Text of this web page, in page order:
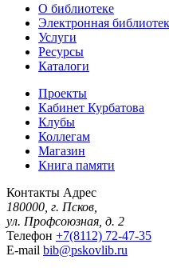
О библиотеке
Электронная
Услуги
Ресурсы
Каталоги
Проекты
Кабинет Курбатова
Клубы
Коллегам
Магазин
Книга памяти
Контакты Адрес
180000, г. Псков,
ул. Профсоюзная, д. 2
Телефон +7(8112) 72-47-35
E-mail bib@pskovlib.ru